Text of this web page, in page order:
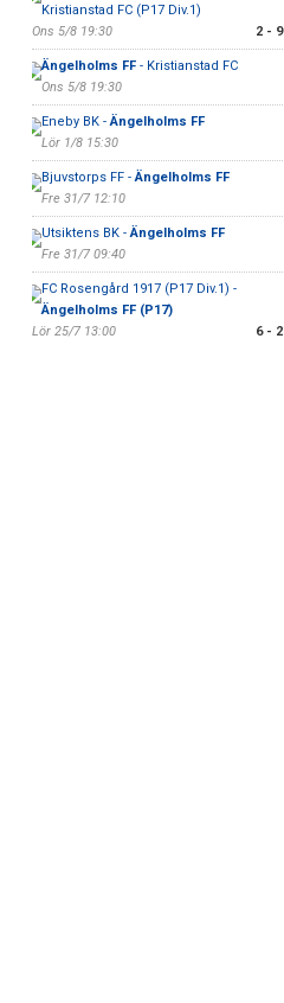
Kristianstad FC (P17 Div.1)
Ons 5/8 19:30
2 - 9
Ängelholms FF- Kristianstad FC
Ons 5/8 19:30
Eneby BK -Ängelholms FF
Lör 1/8 15:30
Bjuvstorps FF -Ängelholms FF
Fre 31/7 12:10
Utsiktens BK -Ängelholms FF
Fre 31/7 09:40
FC Rosengård 1917 (P17 Div.1) -
Ängelholms FF (P17)
Lör 25/7 13:00
6 - 2